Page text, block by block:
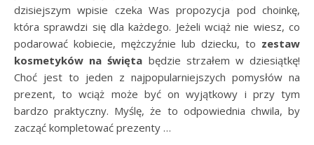
dzisiejszym wpisie czeka Was propozycja pod choinkę,
która sprawdzi się dla każdego. Jeżeli wciąż nie wiesz, co
podarować kobiecie, mężczyźnie lub dziecku, to zestaw
kosmetyków na święta będzie strzałem w dziesiątkę!
Choć jest to jeden z najpopularniejszych pomysłów na
prezent, to wciąż może być on wyjątkowy i przy tym
bardzo praktyczny. Myślę, że to odpowiednia chwila, by
zacząć kompletować prezenty …